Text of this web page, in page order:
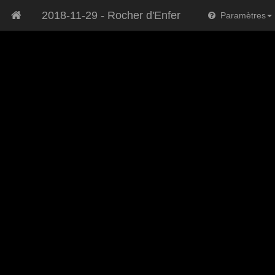
2018-11-29 - Rocher d'Enfer Paramètres